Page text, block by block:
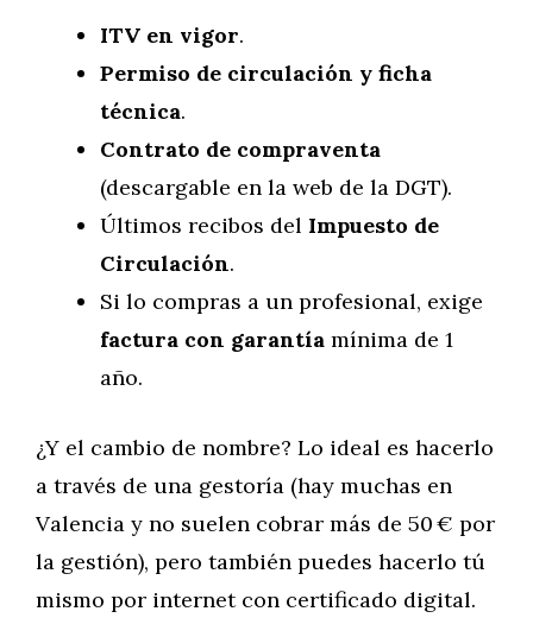
ITV en vigor.
Permiso de circulación y ficha
técnica.
Contrato de compraventa
(descargable en la web de la DGT).
Últimos recibos del Impuesto de
Circulación.
Si lo compras a un profesional, exige
factura con garantía mínima de 1
año.
¿Y el cambio de nombre? Lo ideal es hacerlo
a través de una gestoría (hay muchas en
Valencia y no suelen cobrar más de 50 € por
la gestión), pero también puedes hacerlo tú
mismo por internet con certificado digital.